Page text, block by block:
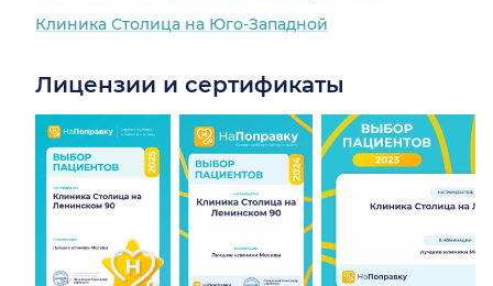
Клиника Столица на Юго-Западной
Лицензии и сертификаты